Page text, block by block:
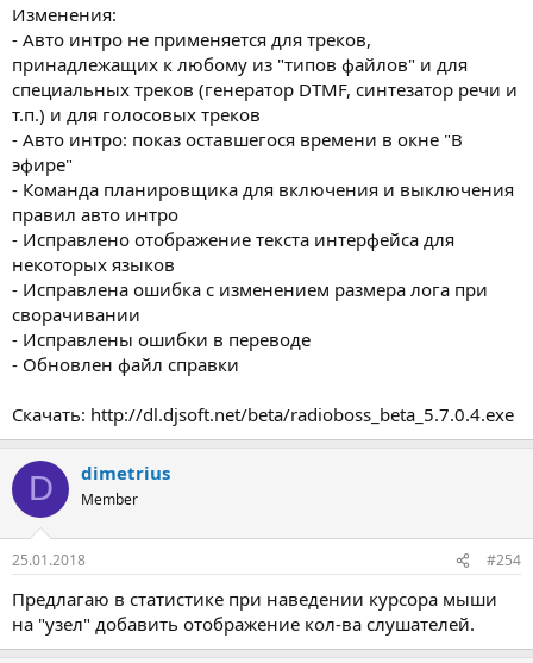
Изменения:
- Авто интро не применяется для треков,
принадлежащих к любому из "типов файлов" и для
специальных треков (генератор DTMF, синтезатор речи и
т.п.) и для голосовых треков
- Авто интро: показ оставшегося времени в окне "В
эфире"
- Команда планировщика для включения и выключения
правил авто интро
- Исправлено отображение текста интерфейса для
некоторых языков
- Исправлена ошибка с изменением размера лога при
сворачивании
- Исправлены ошибки в переводе
- Обновлен файл справки
Скачать: http://dl.djsoft.net/beta/radioboss_beta_5.7.0.4.exe
D dimetrius
Member
25.01.2018 #254
Предлагаю в статистике при наведении курсора мыши
на "узел" добавить отображение кол-ва слушателей.